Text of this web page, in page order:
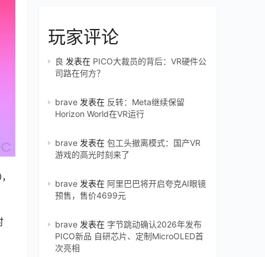
玩家评论
良 发表在 PICO大裁员的背后：VR硬件公
司路在何方？
brave 发表在 反转：Meta继续保留
Horizon World在VR运行
brave 发表在 包工头撤离模式：国产VR
游戏的高光时刻来了
brave 发表在 阿里巴巴将开启夸克AI眼镜
预售，售价4699元
brave 发表在 字节跳动确认2026年发布
PICO新品 自研芯片、定制MicroOLED首
次亮相